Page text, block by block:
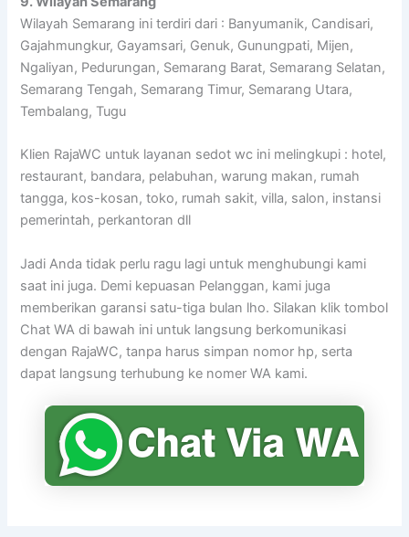
Wilayah Semarang ini terdiri dari : Banyumanik, Candisari,
Gajahmungkur, Gayamsari, Genuk, Gunungpati, Mijen,
Ngaliyan, Pedurungan, Semarang Barat, Semarang Selatan,
Semarang Tengah, Semarang Timur, Semarang Utara,
Tembalang, Tugu
Klien RajaWC untuk layanan sedot wc ini melingkupi : hotel,
restaurant, bandara, pelabuhan, warung makan, rumah
tangga, kos-kosan, toko, rumah sakit, villa, salon, instansi
pemerintah, perkantoran dll
Jadi Anda tidak perlu ragu lagi untuk menghubungi kami
saat ini juga. Demi kepuasan Pelanggan, kami juga
memberikan garansi satu-tiga bulan lho. Silakan klik tombol
Chat WA di bawah ini untuk langsung berkomunikasi
dengan RajaWC, tanpa harus simpan nomor hp, serta
dapat langsung terhubung ke nomer WA kami.